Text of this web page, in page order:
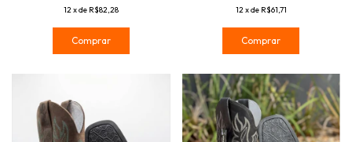
12xde R$82,28
Comprar
12xde R$61,71
Comprar